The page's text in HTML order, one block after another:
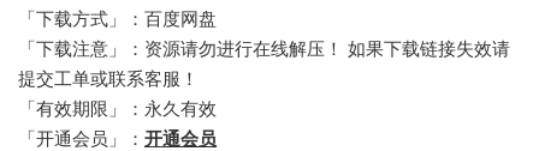
「下载方式」：百度网盘
「下载注意」：资源请勿进行在线解压！ 如果下载链接失效请
提交工单或联系客服！
「有效期限」：永久有效
「开通会员」： 开通会员